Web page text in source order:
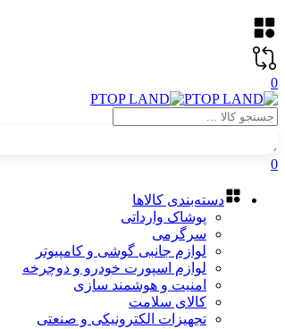
0
0
دسته‌بندی کالاها
پوشاک وارداتی
سرگرمی
لوازم جانبی گوشی و کامپیوتر
لوازم اسپورت خودرو و دوچرخه
امنیت و هوشمند سازی
کالای سلامت
تجهیزات الکترونیکی و صنعتی